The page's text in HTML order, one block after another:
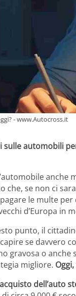
- www.Autocross.it
sulle automobili
che, se non ci
le multe
d’Europa in
punto, il
se davvero
gravosa o anche
migliore.
dell’auto